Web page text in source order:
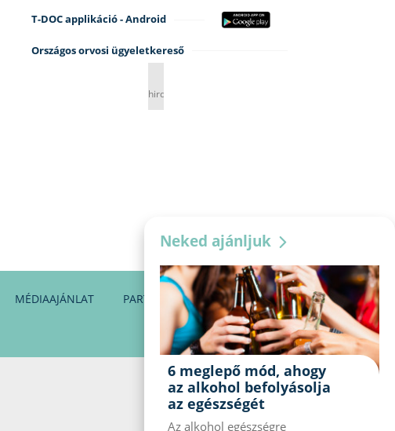
T-DOC applikáció - Android
Országos orvosi ügyeletkereső
hirdetés
MÉDIAAJÁNLAT PARTNEREINK KAPCSOLAT
Neked ajánljuk
6 meglepő mód, ahogy
az alkohol befolyásolja
az egészségét
Az alkohol egészségre